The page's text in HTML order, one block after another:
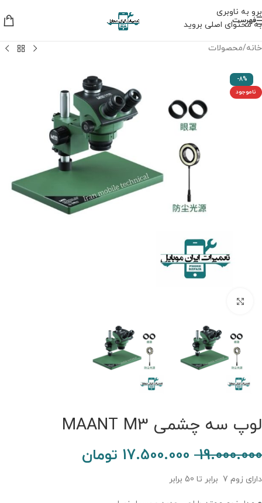
برو به ناوبری
به محتوای اصلی بروید
فهرست
خانه/محصولات
-8%
ناموجود
لوپ سه چشمی MAANT M3
19.000.000
17.500.000 تومان
دارای زوم 7 برابر تا 50 برابر